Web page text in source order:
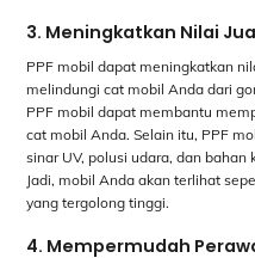
3. Meningkatkan Nilai
PPF mobil dapat meningkatkan
melindungi cat mobil Anda dari
PPF mobil dapat membantu
cat mobil Anda. Selain itu, PPF
sinar UV, polusi udara, dan
Jadi, mobil Anda akan terlihat
yang tergolong tinggi.
4. Mempermudah